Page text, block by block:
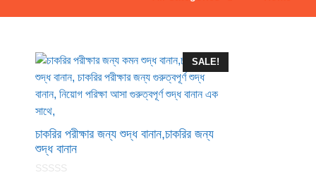
SALE!
চাকরির পরীক্ষার জন্য শুদ্ধ বানান,চাকরির জন্য
শুদ্ধ বানান